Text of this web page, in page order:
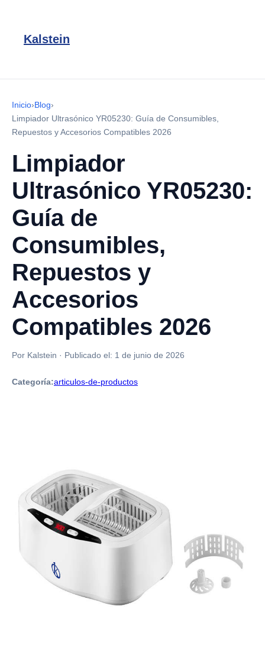
Kalstein
Inicio›Blog›
Limpiador Ultrasónico YR05230: Guía de Consumibles,
Repuestos y Accesorios Compatibles 2026
Limpiador
Ultrasónico YR05230:
Guía de
Consumibles,
Repuestos y
Accesorios
Compatibles 2026
Por Kalstein · Publicado el: 1 de junio de 2026
Categoría:articulos-de-productos